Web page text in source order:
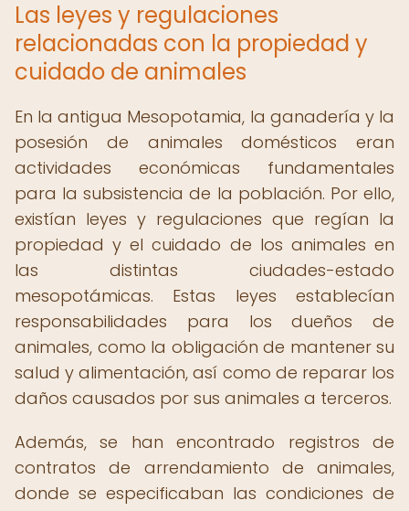
Las leyes y regulaciones
relacionadas con la propiedad y
cuidado de animales
En la antigua Mesopotamia, la ganadería y la
posesión de animales domésticos eran
actividades económicas fundamentales
para la subsistencia de la población. Por ello,
existían leyes y regulaciones que regían la
propiedad y el cuidado de los animales en
las distintas ciudades-estado
mesopotámicas. Estas leyes establecían
responsabilidades para los dueños de
animales, como la obligación de mantener su
salud y alimentación, así como de reparar los
daños causados por sus animales a terceros.
Además, se han encontrado registros de
contratos de arrendamiento de animales,
donde se especificaban las condiciones de